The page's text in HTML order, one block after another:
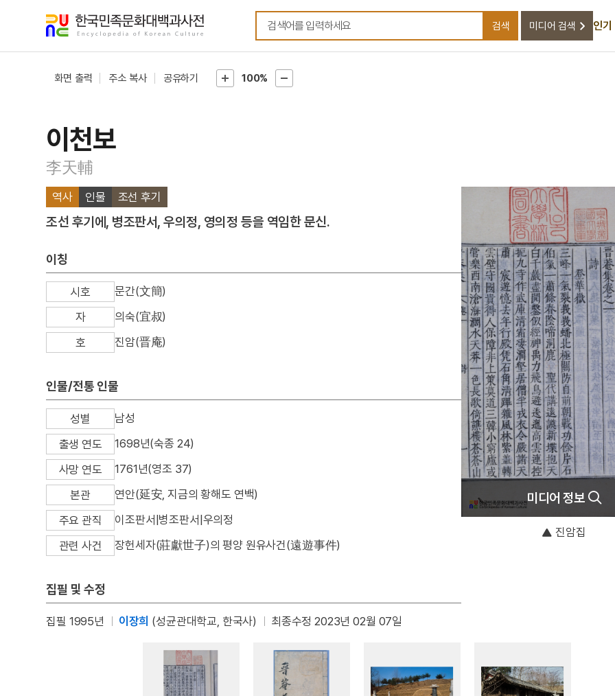
검색어를 입력하세요
검색 미디어 검색 인기
화면 출력 주소 복사 공유하기 100%
이천보
李天輔
역사 인물 조선 후기
조선 후기에, 병조판서, 우의정, 영의정 등을 역임한 문신.
이칭
시호
문간(文簡)
자
의숙(宜叔)
호
진암(晋庵)
인물/전통 인물
성별
남성
출생 연도
1698년(숙종 24)
사망 연도
1761년(영조 37)
본관
연안(延安, 지금의 황해도 연백)
주요 관직
이조판서|병조판서|우의정
관련 사건
장헌세자(莊獻世子)의 평양 원유사건(遠遊事件)
집필 및 수정
집필 1995년 이장희 (성균관대학교, 한국사) 최종수정 2023년 02월 07일
미디어 정보
진암집